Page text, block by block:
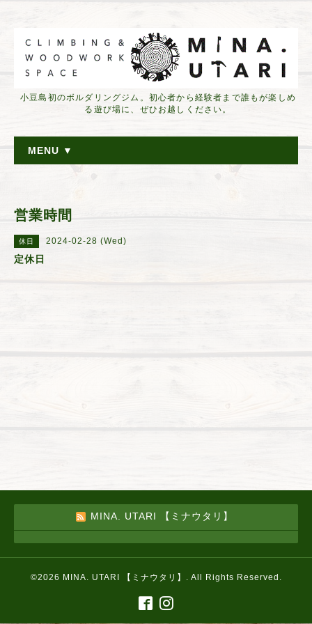
小豆島初のボルダリングジム。初心者から経験者まで誰もが楽しめ
る遊び場に、ぜひお越しください。
MENU ▼
営業時間
休日 2024-02-28 (Wed)
定休日
MINA. UTARI 【ミナウタリ】
©2026 MINA. UTARI 【ミナウタリ】 . All Rights Reserved.